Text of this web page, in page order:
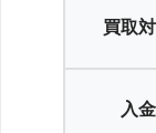
買取
入